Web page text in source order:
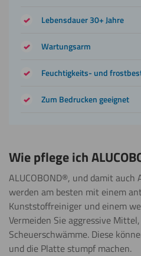
(Stichsäge)
Weitere
Biegen
(warm)
Gravieren
Lebensdauer 30+ Jahre
Wartungsarm
Feuchtigkeits- und
Zum Bedrucken geeignet
Wie pflege ich
ALUCOBOND®, und damit auch
werden am besten mit einem
Kunststoffreiniger und einem
Vermeiden Sie aggressive
Scheuerschwämme. Diese
und die Platte stumpf machen.